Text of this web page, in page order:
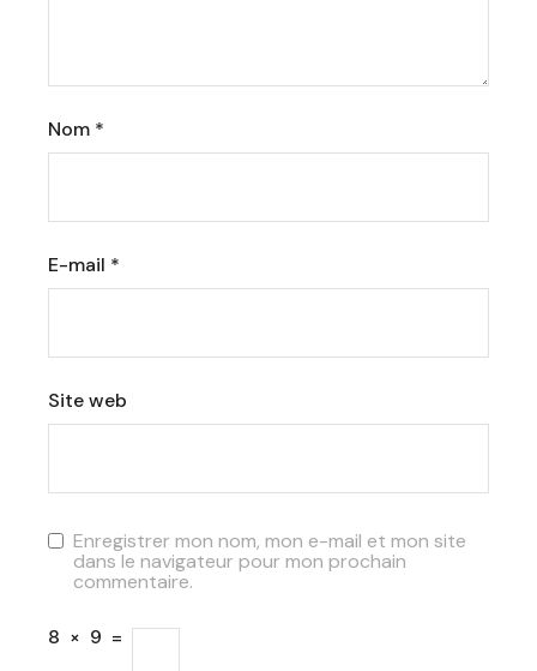
Nom *
E-mail *
Site web
Enregistrer mon nom, mon e-mail et mon site
dans le navigateur pour mon prochain
commentaire.
8 × 9 =